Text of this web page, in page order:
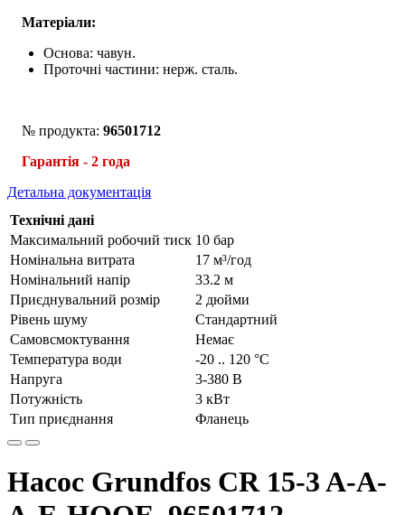
Матеріали:
Основа: чавун.
Проточні частини: нерж. сталь.
№ продукта: 96501712
Гарантія - 2 года
Детальна документація
Технічні дані
Максимальний робочий тиск 10 бар
Номінальна витрата
17 м³/год
Номінальний напір
33.2 м
Приєднувальний розмір
2 дюйми
Рівень шуму
Стандартний
Самовсмоктування
Немає
Температура води
-20 .. 120 °C
Напруга
3-380 В
Потужність
3 кВт
Тип приєднання
Фланець
Насос Grundfos CR 15-3 A-A-